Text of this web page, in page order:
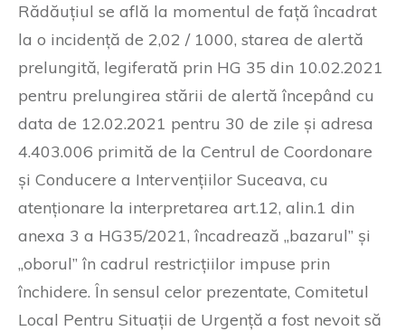
Rădăuțiul se află la momentul de față încadrat
la o incidență de 2,02 / 1000, starea de alertă
prelungită, legiferată prin HG 35 din 10.02.2021
pentru prelungirea stării de alertă începând cu
data de 12.02.2021 pentru 30 de zile și adresa
4.403.006 primită de la Centrul de Coordonare
și Conducere a Intervențiilor Suceava, cu
atenționare la interpretarea art.12, alin.1 din
anexa 3 a HG35/2021, încadrează „bazarul” și
„oborul” în cadrul restricțiilor impuse prin
închidere. În sensul celor prezentate, Comitetul
Local Pentru Situații de Urgență a fost nevoit să